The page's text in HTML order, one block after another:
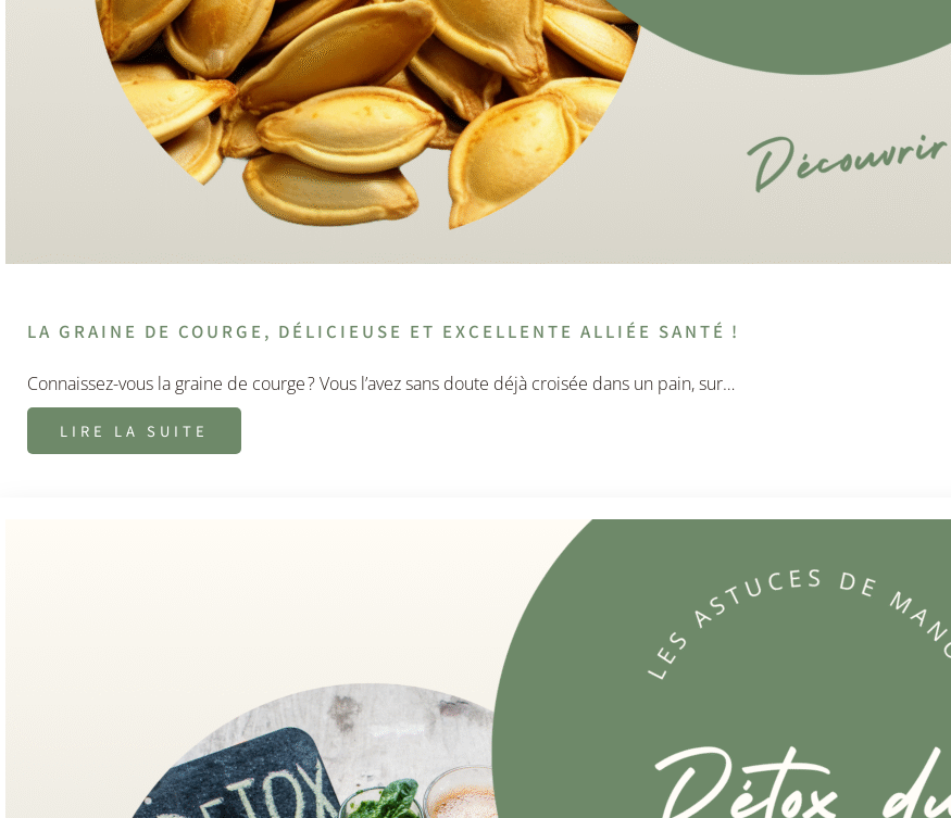
LA GRAINE DE COURGE, DÉLICIEUSE ET EXCELLENTE ALLIÉE SANTÉ !
Connaissez-vous la graine de courge ? Vous l’avez sans doute déjà croisée dans un pain, sur…
LIRE LA SUITE